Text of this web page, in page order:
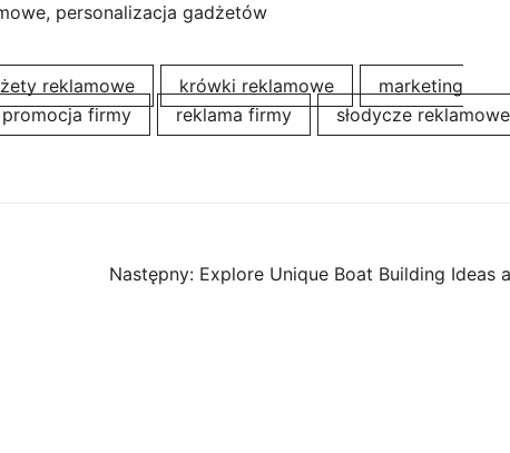
personalizacja gadżetów
reklamowe krówki reklamowe
marketing
promocja firmy reklama firmy słodycze reklamowe
Następny: Explore Unique Boat Building Ideas